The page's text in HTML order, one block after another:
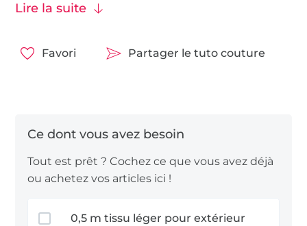
Tissu conseillé : tissus pour extérieur, tissus coton.
Bonne couture !
Lire la suite
Favori Partager le tuto couture
Tout est prêt ? Cochez ce que vous avez déjà
ou achetez vos articles ici !
0,5 m tissu léger pour extérieur